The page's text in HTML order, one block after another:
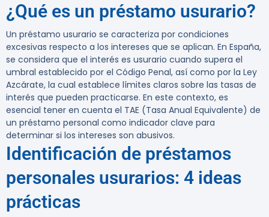
¿Qué es un préstamo usurario?
Un préstamo usurario se caracteriza por condiciones
excesivas respecto a los intereses que se aplican. En España,
se considera que el interés es usurario cuando supera el
umbral establecido por el Código Penal, así como por la Ley
Azcárate, la cual establece límites claros sobre las tasas de
interés que pueden practicarse. En este contexto, es
esencial tener en cuenta el TAE (Tasa Anual Equivalente) de
un préstamo personal como indicador clave para
determinar si los intereses son abusivos.
Identificación de préstamos
personales usurarios: 4 ideas
prácticas